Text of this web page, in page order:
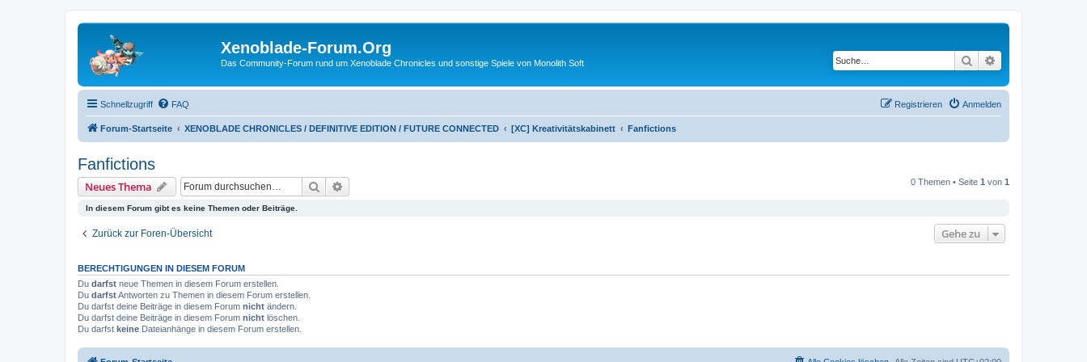
Xenoblade-Forum.Org
Das Community-Forum rund um Xenoblade Chronicles und sonstige Spiele von Monolith Soft Suche
Schnellzugriff FAQ Anmelden
Registrieren
Forum-Startseite XENOBLADE CHRONICLES / DEFINITIVE EDITION / FUTURE CONNECTED [XC] Kreativitätskabinett Fanfictions
Fanfictions
Neues Thema Suche 0 Themen • Seite 1 von 1
In diesem Forum gibt es keine Themen oder Beiträge.
Zurück zur Foren-Übersicht Gehe zu
BERECHTIGUNGEN IN DIESEM FORUM
Du darfst neue Themen in diesem Forum erstellen.
Du darfstAntworten zu Themen in diesem Forum erstellen.
Du darfst deine Beiträge in diesem Forum nicht ändern.
Du darfst deine Beiträge in diesem Forum nicht löschen.
Du darfst keine Dateianhänge in diesem Forum erstellen.